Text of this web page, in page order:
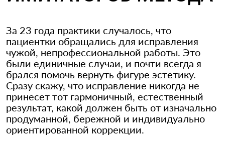
За 23 года практики случалось, что
пациентки обращались для исправления
чужой, непрофессиональной работы. Это
были единичные случаи, и почти всегда я
брался помочь вернуть фигуре эстетику.
Сразу скажу, что исправление никогда не
принесет тот гармоничный, естественный
результат, какой должен быть от изначально
продуманной, бережной и индивидуально
ориентированной коррекции.